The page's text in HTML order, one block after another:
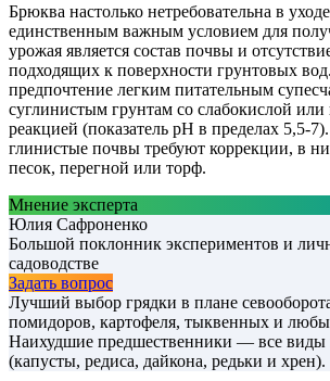
Брюква настолько нетребовательна в
единственным важным условием для
урожая является состав почвы и
подходящих к поверхности грунтовых
предпочтение легким питательным
суглинистым грунтам со слабокислой или
реакцией (показатель рН в пределах 5,5-
глинистые почвы требуют коррекции, в
песок, перегной или торф.
Мнение эксперта
Юлия Сафроненко
Большой поклонник экспериментов и
садоводстве
Задать вопрос
Лучший выбор грядки в плане
помидоров, картофеля, тыквенных и
Наихудшие предшественники — все виды
(капусты, редиса, дайкона, редьки и хрен).